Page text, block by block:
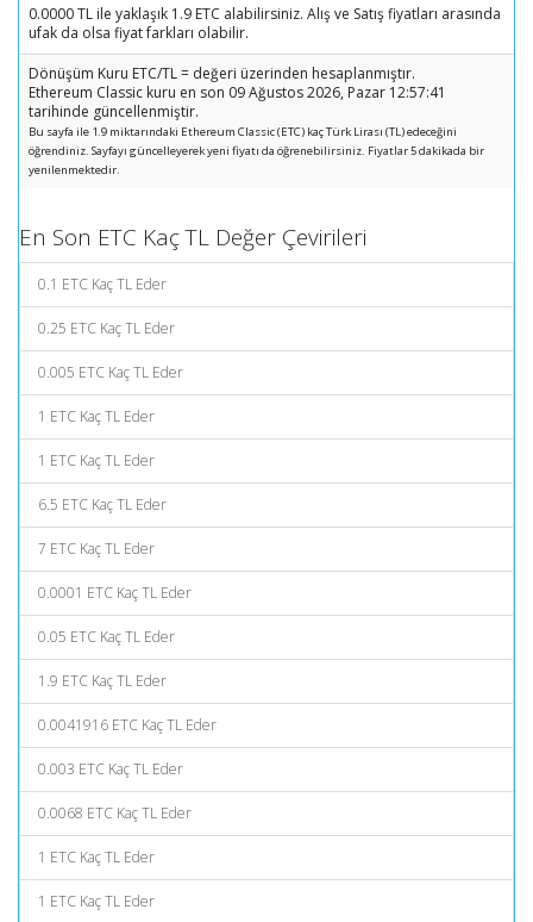
0.0000 TL ile yaklaşık 1.9 ETC alabilirsiniz. Alış ve Satış fiyatları arasında
ufak da olsa fiyat farkları olabilir.
Dönüşüm Kuru ETC/TL = değeri üzerinden hesaplanmıştır.
Ethereum Classic kuru en son 09 Ağustos 2026, Pazar 12:57:41
tarihinde güncellenmiştir.
Bu sayfa ile 1.9 miktarındaki Ethereum Classic (ETC) kaç Türk Lirası (TL) edeceğini
öğrendiniz. Sayfayı güncelleyerek yeni fiyatı da öğrenebilirsiniz. Fiyatlar 5 dakikada bir
yenilenmektedir.
En Son ETC Kaç TL Değer Çevirileri
0.1 ETC Kaç TL Eder
0.25 ETC Kaç TL Eder
0.005 ETC Kaç TL Eder
1 ETC Kaç TL Eder
1 ETC Kaç TL Eder
6.5 ETC Kaç TL Eder
7 ETC Kaç TL Eder
0.0001 ETC Kaç TL Eder
0.05 ETC Kaç TL Eder
1.9 ETC Kaç TL Eder
0.0041916 ETC Kaç TL Eder
0.003 ETC Kaç TL Eder
0.0068 ETC Kaç TL Eder
1 ETC Kaç TL Eder
1 ETC Kaç TL Eder